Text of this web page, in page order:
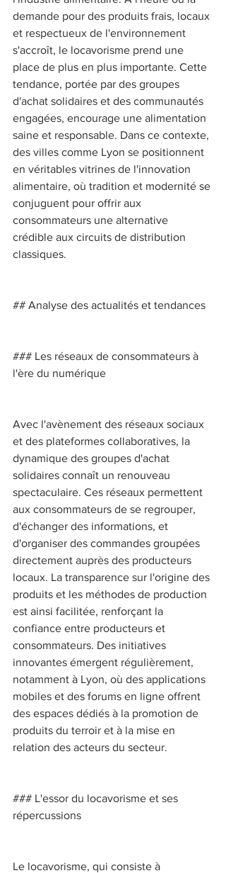
demande pour des produits frais, locaux
et respectueux de l'environnement
s'accroît, le locavorisme prend une
place de plus en plus importante. Cette
tendance, portée par des groupes
d'achat solidaires et des communautés
engagées, encourage une alimentation
saine et responsable. Dans ce contexte,
des villes comme Lyon se positionnent
en véritables vitrines de l'innovation
alimentaire, où tradition et modernité se
conjuguent pour offrir aux
consommateurs une alternative
crédible aux circuits de distribution
classiques.
## Analyse des actualités et tendances
### Les réseaux de consommateurs à
l'ère du numérique
Avec l'avènement des réseaux sociaux
et des plateformes collaboratives, la
dynamique des groupes d'achat
solidaires connaît un renouveau
spectaculaire. Ces réseaux permettent
aux consommateurs de se regrouper,
d'échanger des informations, et
d'organiser des commandes groupées
directement auprès des producteurs
locaux. La transparence sur l'origine des
produits et les méthodes de production
est ainsi facilitée, renforçant la
confiance entre producteurs et
consommateurs. Des initiatives
innovantes émergent régulièrement,
notamment à Lyon, où des applications
mobiles et des forums en ligne offrent
des espaces dédiés à la promotion de
produits du terroir et à la mise en
relation des acteurs du secteur.
### L'essor du locavorisme et ses
répercussions
Le locavorisme, qui consiste à